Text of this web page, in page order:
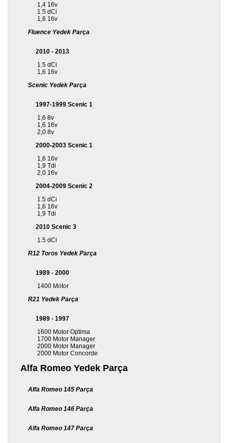
1,4 16v
1.5 dCi
1,6 16v
Fluence Yedek Parça
2010 - 2013
1.5 dCi
1,6 16v
Scenic Yedek Parça
1997-1999 Scenic 1
1,6 8v
1,6 16v
2,0 8v
2000-2003 Scenic 1
1,6 16v
1,9 Tdi
2,0 16v
2004-2009 Scenic 2
1.5 dCi
1,6 16v
1,9 Tdi
2010 Scenic 3
1.5 dCi
R12 Toros Yedek Parça
1989 - 2000
1400 Motor
R21 Yedek Parça
1989 - 1997
1600 Motor Optima
1700 Motor Manager
2000 Motor Manager
2000 Motor Concorde
Alfa Romeo Yedek Parça
Alfa Romeo 145 Parça
Alfa Romeo 146 Parça
Alfa Romeo 147 Parça